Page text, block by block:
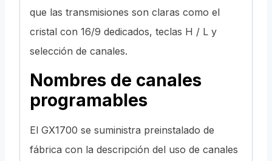
que las transmisiones son claras como el
cristal con 16/9 dedicados, teclas H / L y
selección de canales.
Nombres de canales
programables
El GX1700 se suministra preinstalado de
fábrica con la descripción del uso de canales